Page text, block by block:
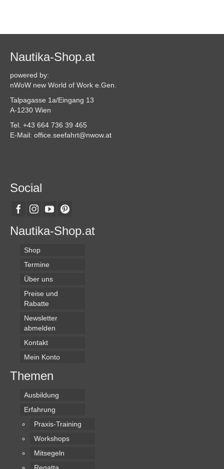
Nautika-Shop.at
powered by:
nWoW new World of Work e.Gen.
Talpagasse 1a/Eingang 13
A-1230 Wien
Tel. +43 664 736 39 465
E-Mail: office.seefahrt@nwow.at
Social
Nautika-Shop.at
Shop
Termine
Über uns
Preise und
Rabatte
Newsletter
abmelden
Kontakt
Mein Konto
Themen
Ausbildung
Erfahrung
Praxis-Training
Workshops
Mitsegeln